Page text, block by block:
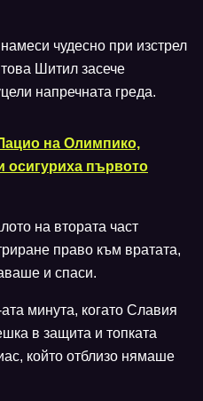
чудесно при изстрел
Шитил засече
напречната греда.
на Олимпико,
осигуриха първото
на втората част
право към вратата,
и спаси.
минута, когато Славия
в защита и топката
който отблизо нямаше